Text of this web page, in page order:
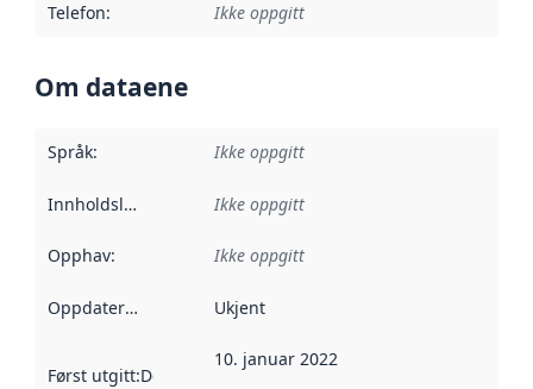
Telefon: Ikke oppgitt
Om dataene
Språk: Ikke oppgitt
Innholdsleverandører :
Ikke oppgitt
Opphav: Ikke oppgitt
Oppdateringsfrekvens :
Ukjent
Først utgitt:Denne datoen sier når dataene i dette
10. januar 2022